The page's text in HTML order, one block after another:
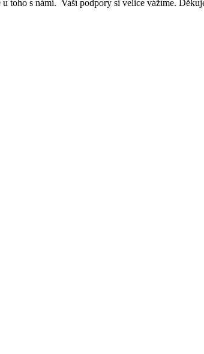
u toho s námi. Vaší podpory si velice vážíme.